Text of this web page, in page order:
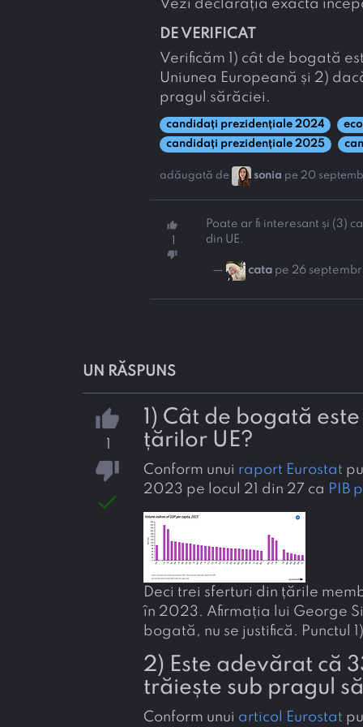
Vezi declarația exactă
DE VERIFICAT
Verificăm 1) cât de bogată
Uniunea Europeană și 2)
pragul sărăciei.
candidați prezidențiale 2024
candidați prezidențiale 2025
adăugată de sonia pe 20
thumb_up
thumb_down
Poate ar fi interesant și (3)
din UE.
— cata pe 26
UN RĂSPUNS
thumb_up
thumb_down
done
1) Cât de bogată
țărilor UE?
Conform unui raport Eurostat
2023 pe locul 21 din 27 ca PIB
Deci trei sferturi din țările
în 2023. Afirmația lui George
bogată, nu se justifică. Punctul
2) Este adevărat că
trăiește sub pragul
Conform unui articol Eurostat